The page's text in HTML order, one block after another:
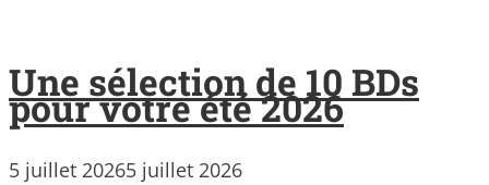
Une sélection de 10 BDs
pour votre été 2026
5 juillet 20265 juillet 2026